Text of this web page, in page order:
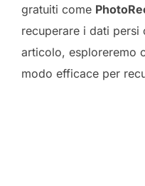
gratuiti come
recuperare i dati persi
articolo, esploreremo
modo efficace per